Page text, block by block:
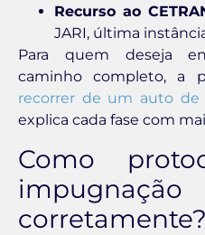
Recurso ao
JARI, última
Para quem deseja
caminho completo, a
recorrer de um auto de
explica cada fase com
Como
impugnação
corretamente?